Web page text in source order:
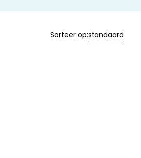
Sorteer op:standaard